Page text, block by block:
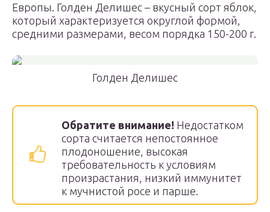
Европы. Голден Делишес – вкусный сорт яблок,
который характеризуется округлой формой,
средними размерами, весом порядка 150-200 г.
Голден Делишес
Обратите внимание! Недостатком
сорта считается непостоянное
плодоношение, высокая
требовательность к условиям
произрастания, низкий иммунитет
к мучнистой росе и парше.